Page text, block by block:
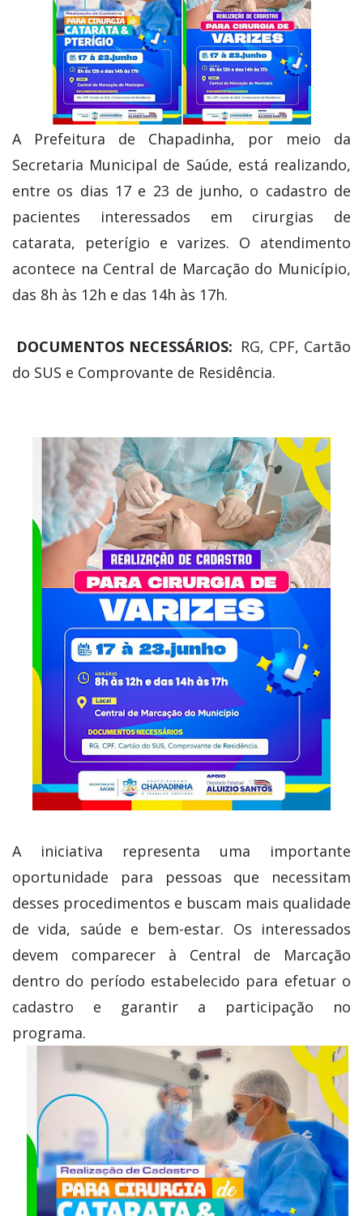
A Prefeitura de Chapadinha, por meio da
Secretaria Municipal de Saúde, está realizando,
entre os dias 17 e 23 de junho, o cadastro de
pacientes interessados em cirurgias de
catarata, peterígio e varizes. O atendimento
acontece na Central de Marcação do Município,
das 8h às 12h e das 14h às 17h.
DOCUMENTOS NECESSÁRIOS: RG, CPF, Cartão
do SUS e Comprovante de Residência.
A iniciativa representa uma importante
oportunidade para pessoas que necessitam
desses procedimentos e buscam mais qualidade
de vida, saúde e bem-estar. Os interessados
devem comparecer à Central de Marcação
dentro do período estabelecido para efetuar o
cadastro e garantir a participação no
programa.